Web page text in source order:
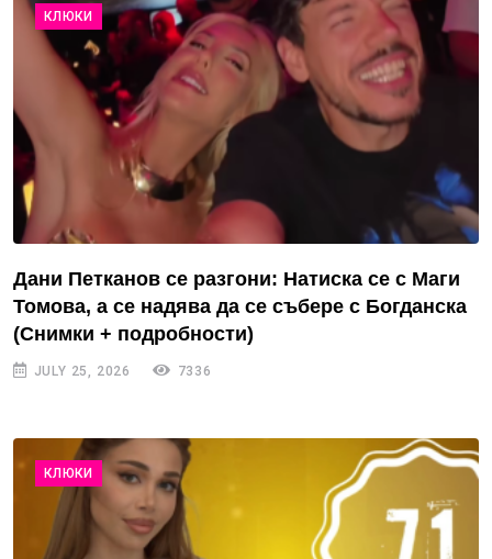
КЛЮКИ
Дани Петканов се разгони: Натиска се с Маги
Томова, а се надява да се събере с Богданска
(Снимки + подробности)
JULY 25, 2026 7336
КЛЮКИ